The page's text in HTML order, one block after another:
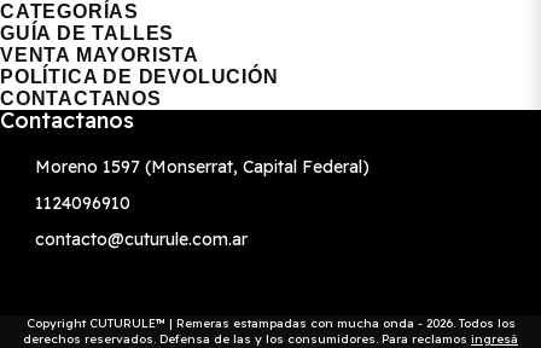
CATEGORÍAS
GUÍA DE TALLES
VENTA MAYORISTA
POLÍTICA DE DEVOLUCIÓN
CONTACTANOS
Contactanos
Moreno 1597 (Monserrat, Capital Federal)
1124096910
contacto@cuturule.com.ar
Copyright CUTURULE™ | Remeras estampadas con mucha onda - 2026. Todos los
derechos reservados. Defensa de las y los consumidores. Para reclamos ingresá